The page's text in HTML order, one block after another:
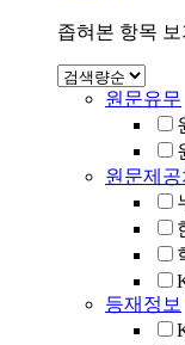
좁혀본 항목 보
원문유무
원문제공
등재정보